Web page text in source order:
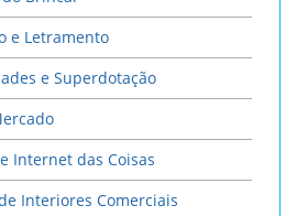
e Letramento
e Superdotação
Internet das Coisas
Interiores Comerciais